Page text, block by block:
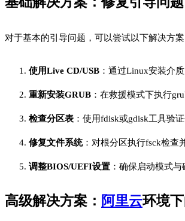
对于基本的引导问题，可以尝试以下解决方案
使用Live CD/USB ：通过Linux安装介
重新安装GRUB ：在救援模式下执行
检查分区表 ：使用fdisk或gdisk工具验
修复文件系统：对根分区执行fsck检查
调整BIOS/UEFI设置 ：确保启动模式
高级解决方案： 阿里云环境